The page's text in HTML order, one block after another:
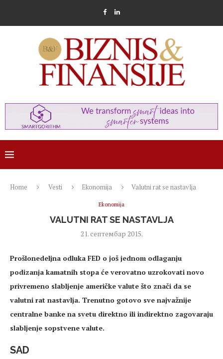
Home Vesti Ekonomija Valutni rat se nastavlja
Ekonomija
VALUTNI RAT SE NASTAVLJA
21. септембар 2015.
Prošlonedeljna odluka FED o još jednom odlaganju
podizanja kamatnih stopa će verovatno uzrokovati novo
privremeno slabljenje američke valute što znači da se
valutni rat nastavlja. Trenutno gotovo sve najvažnije
centralne banke na svetu direktno ili indirektno zagovaraju
slabljenje sopstvene valute.
SAD